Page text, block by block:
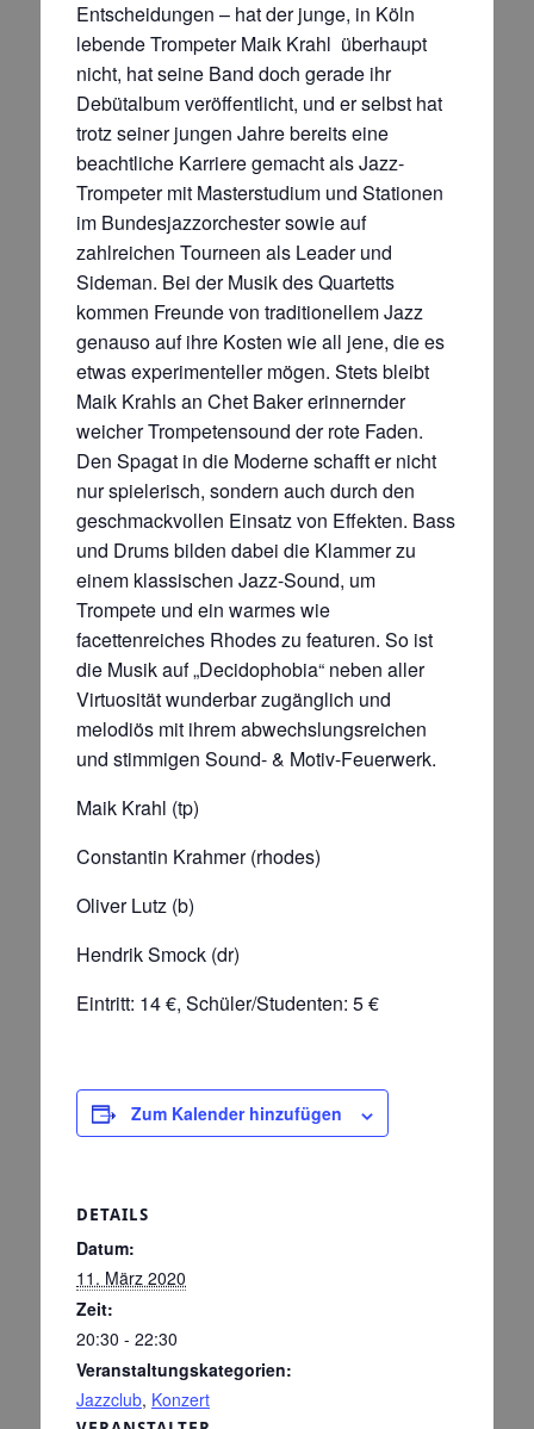
Entscheidungen – hat der junge, in Köln
lebende Trompeter Maik Krahl überhaupt
nicht, hat seine Band doch gerade ihr
Debütalbum veröffentlicht, und er selbst hat
trotz seiner jungen Jahre bereits eine
beachtliche Karriere gemacht als Jazz-
Trompeter mit Masterstudium und Stationen
im Bundesjazzorchester sowie auf
zahlreichen Tourneen als Leader und
Sideman. Bei der Musik des Quartetts
kommen Freunde von traditionellem Jazz
genauso auf ihre Kosten wie all jene, die es
etwas experimenteller mögen. Stets bleibt
Maik Krahls an Chet Baker erinnernder
weicher Trompetensound der rote Faden.
Den Spagat in die Moderne schafft er nicht
nur spielerisch, sondern auch durch den
geschmackvollen Einsatz von Effekten. Bass
und Drums bilden dabei die Klammer zu
einem klassischen Jazz-Sound, um
Trompete und ein warmes wie
facettenreiches Rhodes zu featuren. So ist
die Musik auf „Decidophobia“ neben aller
Virtuosität wunderbar zugänglich und
melodiös mit ihrem abwechslungsreichen
und stimmigen Sound- & Motiv-Feuerwerk.
Maik Krahl (tp)
Constantin Krahmer (rhodes)
Oliver Lutz (b)
Hendrik Smock (dr)
Eintritt: 14 €, Schüler/Studenten: 5 €
Zum Kalender hinzufügen
DETAILS
Datum:
11. März 2020
Zeit:
20:30 - 22:30
Veranstaltungskategorien:
Jazzclub, Konzert